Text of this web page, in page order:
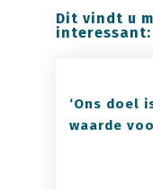
Dit vindt u
interessant:
‘Ons doel
waarde